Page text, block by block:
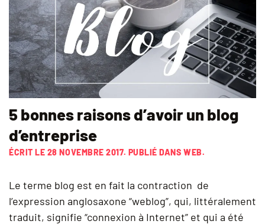
5 bonnes raisons d’avoir un blog
d’entreprise
ÉCRIT LE 28 NOVEMBRE 2017. PUBLIÉ DANSWEB.
Le terme blog est en fait la contraction de
l’expression anglosaxone “weblog”, qui, littéralement
traduit, signifie “connexion à Internet” et qui a été